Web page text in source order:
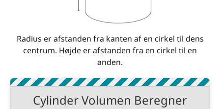
Radius er afstanden fra kanten af en cirkel til dens
centrum. Højde er afstanden fra en cirkel til en
anden.
Cylinder Volumen Beregner